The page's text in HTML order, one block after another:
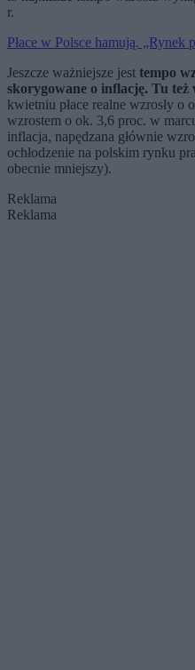
r.
Płace w Polsce hamują. „Rynek
Jeszcze ważniejsze jest tempo
skorygowane o inflację. Tu
kwietniu płace realne wzrosły
wzrostem o ok. 3,6 proc. w
inflacja, napędzana głównie
ochłodzenie na polskim rynku
obecnie mniejszy).
Reklama
Reklama